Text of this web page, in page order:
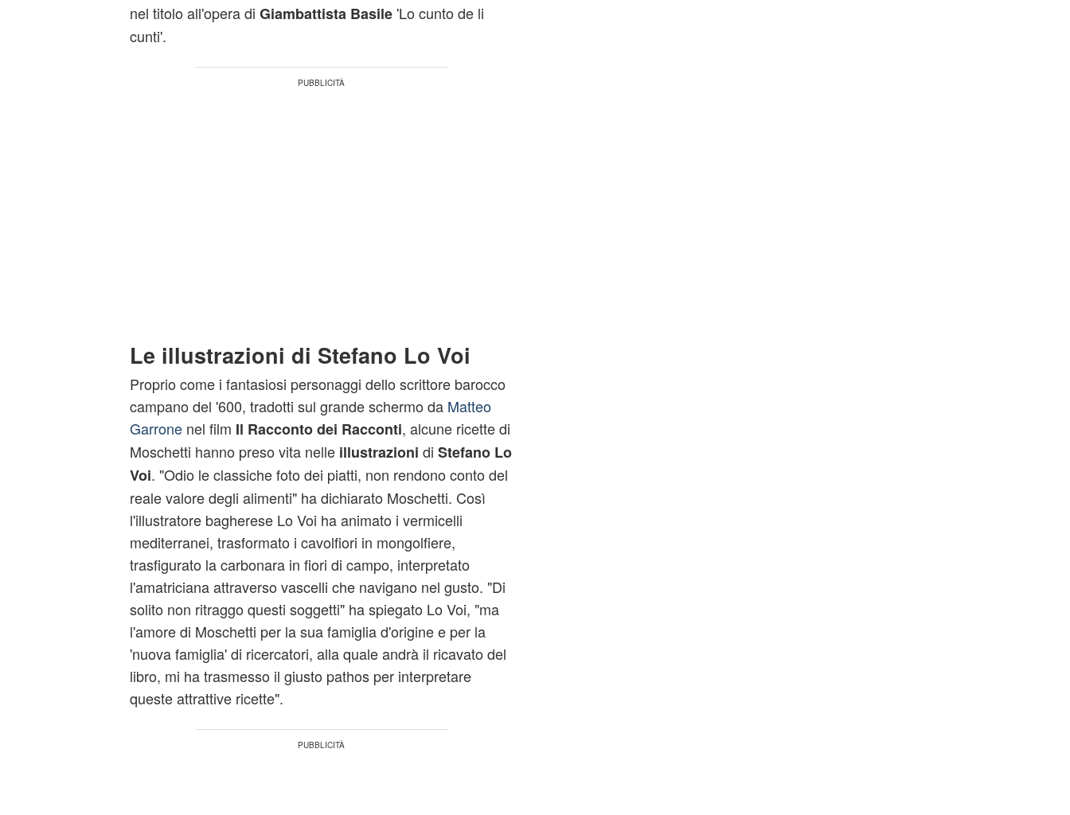
nel titolo all'opera di Giambattista Basile'Lo cunto de li
cunti'.
Le illustrazioni di Stefano Lo Voi
Proprio come i fantasiosi personaggi dello scrittore barocco
campano del '600, tradotti sul grande schermo daMatteo
Garronenel film Il Racconto dei Racconti, alcune ricette di
Moschetti hanno preso vita nelle illustrazioni di Stefano Lo
Voi. "Odio le classiche foto dei piatti, non rendono conto del
reale valore degli alimenti" ha dichiarato Moschetti. Così
l'illustratore bagherese Lo Voi ha animato i vermicelli
mediterranei, trasformato i cavolfiori in mongolfiere,
trasfigurato la carbonara in fiori di campo, interpretato
l'amatriciana attraverso vascelli che navigano nel gusto. "Di
solito non ritraggo questi soggetti" ha spiegato Lo Voi, "ma
l'amore di Moschetti per la sua famiglia d'origine e per la
'nuova famiglia' di ricercatori, alla quale andrà il ricavato del
libro, mi ha trasmesso il giusto pathos per interpretare
queste attrattive ricette".